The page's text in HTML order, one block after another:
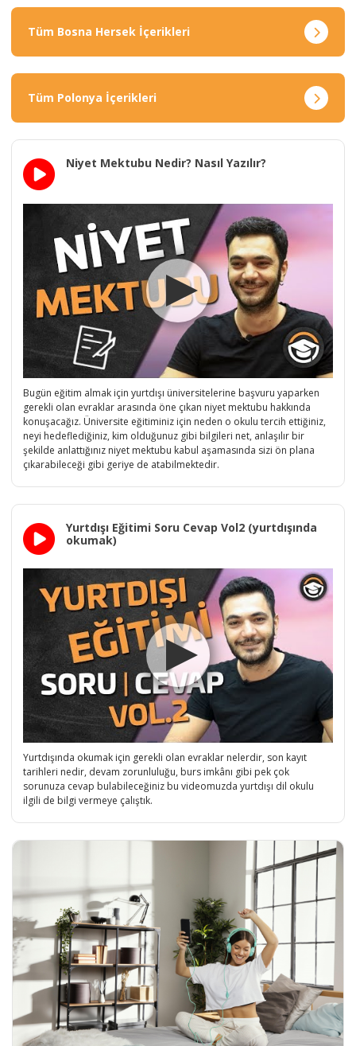
Tüm Bosna Hersek İçerikleri
Tüm Polonya İçerikleri
Niyet Mektubu Nedir? Nasıl Yazılır?
Bugün eğitim almak için yurtdışı üniversitelerine başvuru yaparken
gerekli olan evraklar arasında öne çıkan niyet mektubu hakkında
konuşacağız. Üniversite eğitiminiz için neden o okulu tercih ettiğiniz,
neyi hedeflediğiniz, kim olduğunuz gibi bilgileri net, anlaşılır bir
şekilde anlattığınız niyet mektubu kabul aşamasında sizi ön plana
çıkarabileceği gibi geriye de atabilmektedir.
Yurtdışı Eğitimi Soru Cevap Vol2 (yurtdışında
okumak)
Yurtdışında okumak için gerekli olan evraklar nelerdir, son kayıt
tarihleri nedir, devam zorunluluğu, burs imkânı gibi pek çok
sorunuza cevap bulabileceğiniz bu videomuzda yurtdışı dil okulu
ilgili de bilgi vermeye çalıştık.